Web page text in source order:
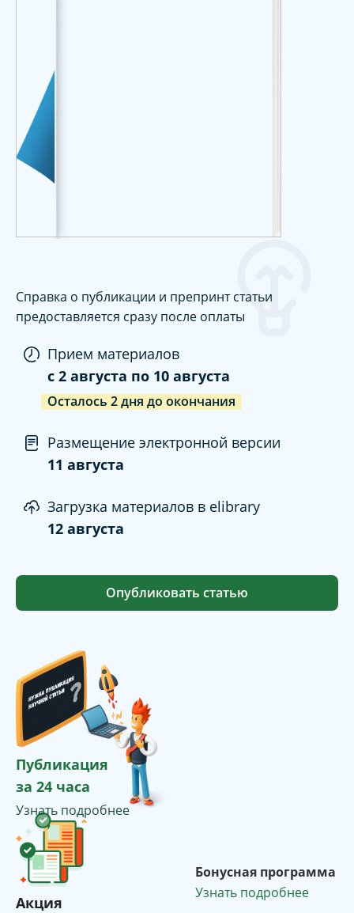
Справка о публикации и препринт статьи
предоставляется сразу после оплаты
Прием материалов
c 2 августа по 10 августа
Осталось 2дня до окончания
Размещение электронной версии
11 августа
Загрузка материалов в elibrary
12 августа
Опубликовать статью
Публикация
за 24 часа
Узнать подробнее
Акция
Бонусная программа
Узнать подробнее